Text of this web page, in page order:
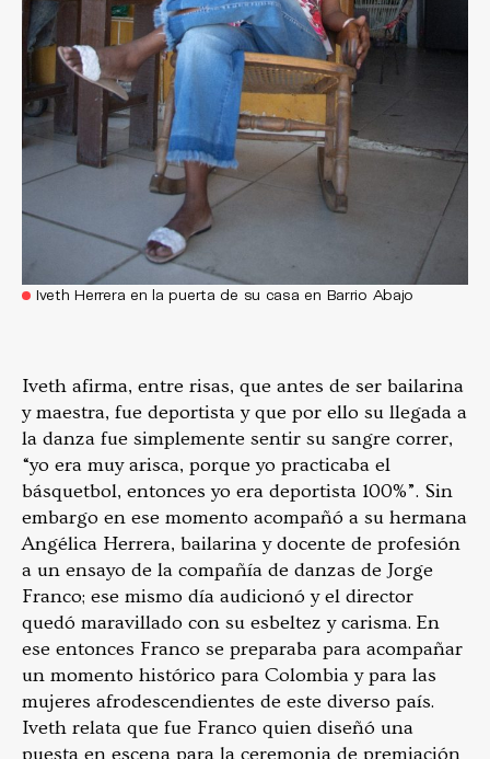
Iveth Herrera en la puerta de su casa en Barrio Abajo
Iveth afirma, entre risas, que antes de ser bailarina
y maestra, fue deportista y que por ello su llegada a
la danza fue simplemente sentir su sangre correr,
“yo era muy arisca, porque yo practicaba el
básquetbol, entonces yo era deportista 100%”. Sin
embargo en ese momento acompañó a su hermana
Angélica Herrera, bailarina y docente de profesión
a un ensayo de la compañía de danzas de Jorge
Franco; ese mismo día audicionó y el director
quedó maravillado con su esbeltez y carisma. En
ese entonces Franco se preparaba para acompañar
un momento histórico para Colombia y para las
mujeres afrodescendientes de este diverso país.
Iveth relata que fue Franco quien diseñó una